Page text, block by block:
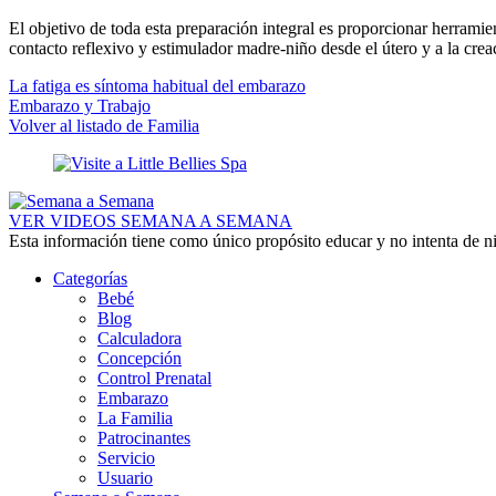
El objetivo de toda esta preparación integral es proporcionar
contacto reflexivo y estimulador madre-niño desde el útero y a la
La fatiga es síntoma habitual del embarazo
Embarazo y Trabajo
Volver al listado de Familia
VER VIDEOS SEMANA A SEMANA
Esta información tiene como único propósito educar y no intenta de
Categorías
Bebé
Blog
Calculadora
Concepción
Control Prenatal
Embarazo
La Familia
Patrocinantes
Servicio
Usuario